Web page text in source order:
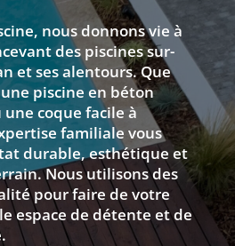
nous donnons vie à
des piscines sur-
et ses alentours. Que
piscine en béton
coque facile à
familiale vous
durable, esthétique et
Nous utilisons des
pour faire de votre
espace de détente et de